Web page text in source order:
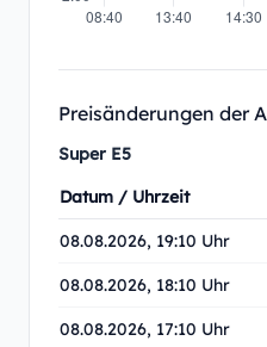
Preisänderungen der
Super E5
Datum / Uhrzeit
08.08.2026, 19:10 Uhr
08.08.2026, 18:10 Uhr
08.08.2026, 17:10 Uhr